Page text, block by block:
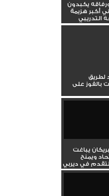
ورفاقه يكبدون
أكبر هزيمة
التدريبي
لطريق
بالفوز على
يباغت
ويمنح
في ديربي